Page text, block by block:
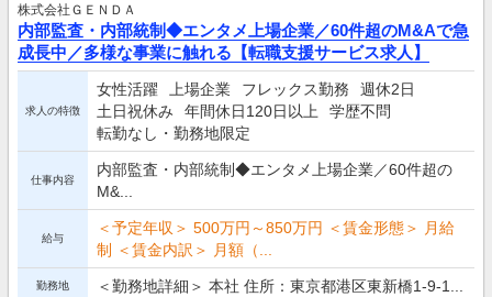
株式会社ＧＥＮＤＡ
内部監査・内部統制◆エンタメ上場企業／60件超のM&Aで急
成長中／多様な事業に触れる【転職支援サービス求人】
求人の特徴
女性活躍 上場企業 フレックス勤務
週休2日
土日祝休み
年間休日120日以上
学歴不問
転勤なし・勤務地限定
仕事内容
内部監査・内部統制◆エンタメ上場企業／60件超の
M&...
給与
＜予定年収＞ 500万円～850万円 ＜賃金形態＞ 月給
制 ＜賃金内訳＞ 月額（...
勤務地 ＜勤務地詳細＞ 本社 住所：東京都港区東新橋1-9-1...